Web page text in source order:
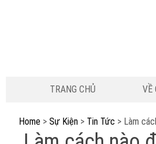
TRANG CHỦ VỀ
Home >Sự Kiện > Tin Tức > Làm